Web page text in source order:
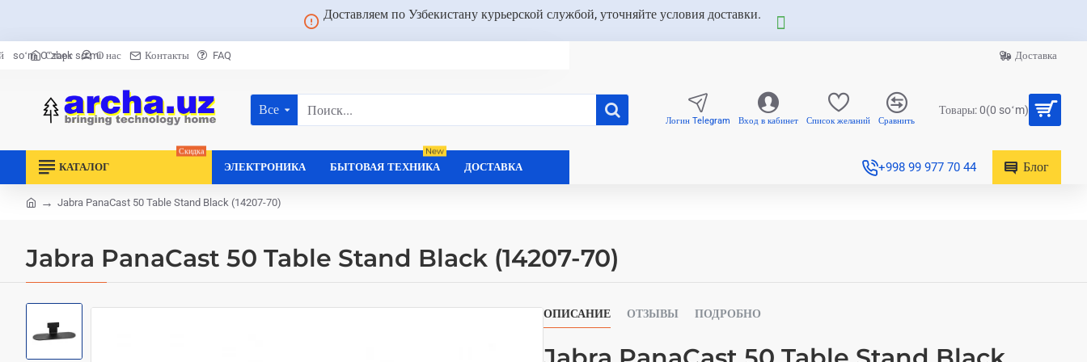
Доставляем по Узбекистану курьерской службой, уточняйте условия доставки.
Старт О нас Контакты FAQ
soʻm Oʻzbek soʻmi Доставка
Все
Поиск... Логин Telegram Вход в кабинет Список желаний Сравнить
Товары: 0(0 soʻm)
КАТАЛОГ
Скидка
ЭЛЕКТРОНИКА БЫТОВАЯ ТЕХНИКА
New
ДОСТАВКА +998 99 977 70 44 Блог
Jabra PanaCast 50 Table Stand Black (14207-70)
Jabra PanaCast 50 Table Stand Black (14207-70)
ОПИСАНИЕ ОТЗЫВЫ ПОДРОБНО